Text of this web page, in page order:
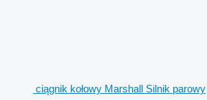
ciągnik kołowy Marshall Silnik parowy